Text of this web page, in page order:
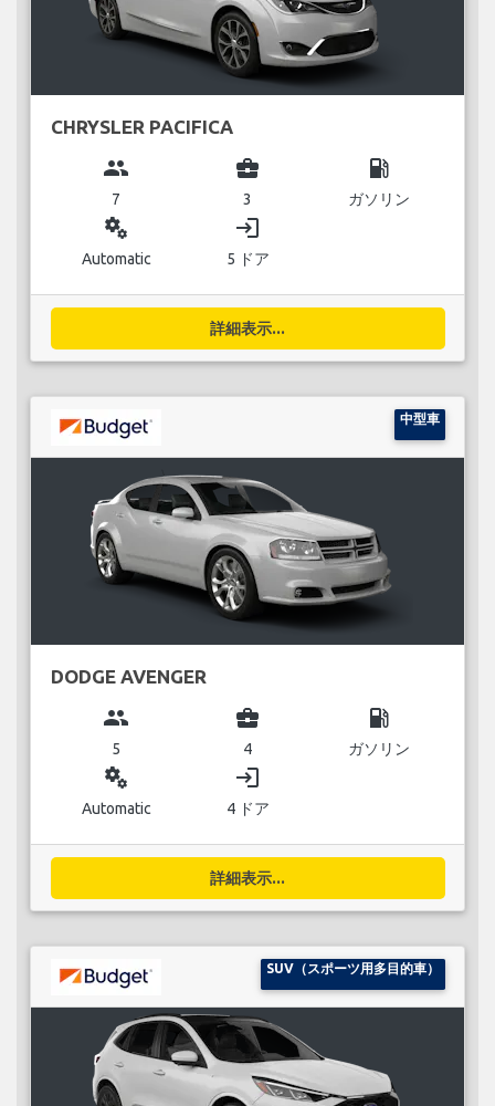
CHRYSLER PACIFICA
group
7
business_center
3
local_gas_station
ガソリン
miscellaneous_services
Automatic
login
5 ドア
詳細表示...
中型車
DODGE AVENGER
group
5
business_center
4
local_gas_station
ガソリン
miscellaneous_services
Automatic
login
4 ドア
詳細表示...
SUV（スポーツ用多目的車）